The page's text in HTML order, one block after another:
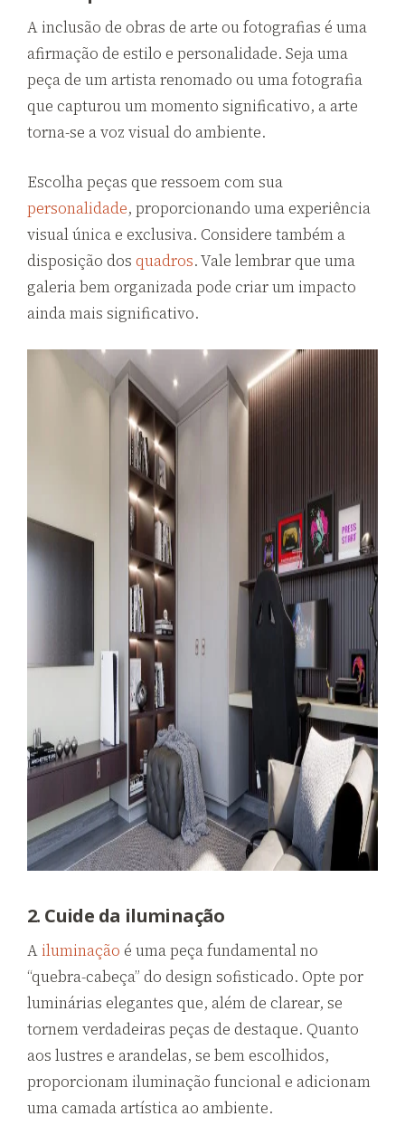
A inclusão de obras de arte ou fotografias é uma
afirmação de estilo e personalidade. Seja uma
peça de um artista renomado ou uma fotografia
que capturou um momento significativo, a arte
torna-se a voz visual do ambiente.
Escolha peças que ressoem com sua
personalidade, proporcionando uma experiência
visual única e exclusiva. Considere também a
disposição dos quadros. Vale lembrar que uma
galeria bem organizada pode criar um impacto
ainda mais significativo.
2. Cuide da iluminação
A iluminação é uma peça fundamental no
“quebra-cabeça” do design sofisticado. Opte por
luminárias elegantes que, além de clarear, se
tornem verdadeiras peças de destaque. Quanto
aos lustres e arandelas, se bem escolhidos,
proporcionam iluminação funcional e adicionam
uma camada artística ao ambiente.